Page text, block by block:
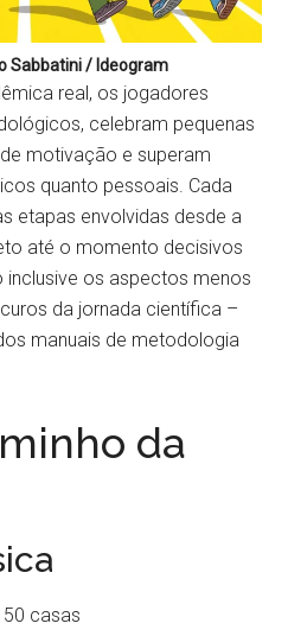
Sabbatini / Ideogram
real, os jogadores
celebram pequenas
motivação e superam
quanto pessoais. Cada
etapas envolvidas desde a
até o momento decisivos
inclusive os aspectos menos
da jornada científica –
manuais de metodologia
da
casas